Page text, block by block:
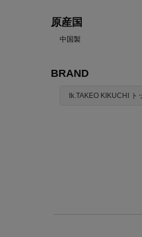
原産国
中国製
BRAND
tk.TAKEO KIKUCHI